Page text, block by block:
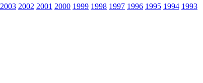
2003 2002 2001 2000 1999 1998 1997 1996 1995 1994 1993